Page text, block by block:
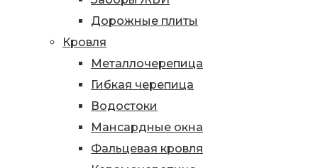
Дорожные плиты
Кровля
Металлочерепица
Гибкая черепица
Водостоки
Мансардные окна
Фальцевая кровля